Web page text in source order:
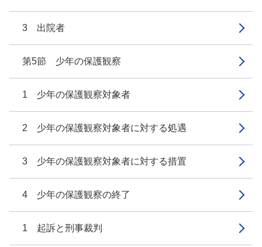
3 出院者
第5節 少年の保護観察
1 少年の保護観察対象者
2 少年の保護観察対象者に対する処遇
3 少年の保護観察対象者に対する措置
4 少年の保護観察の終了
1 起訴と刑事裁判